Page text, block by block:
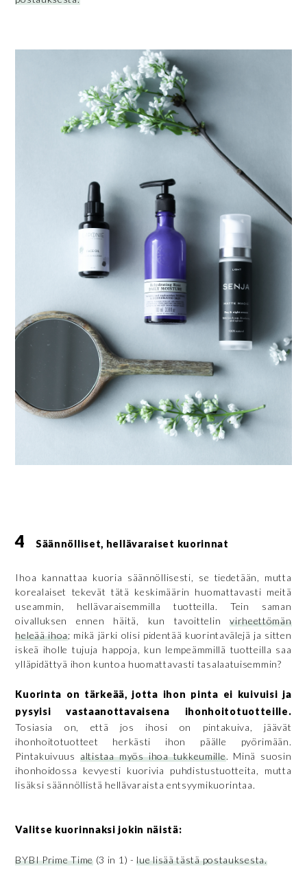
4 Säännölliset, hellävaraiset kuorinnat
Ihoa kannattaa kuoria säännöllisesti, se tiedetään, mutta
korealaiset tekevät tätä keskimäärin huomattavasti meitä
useammin, hellävaraisemmilla tuotteilla. Tein saman
oivalluksen ennen häitä, kun tavoittelinvirheettömän
heleää ihoa; mikä järki olisi pidentää kuorintavälejä ja sitten
iskeä iholle tujuja happoja, kun lempeämmillä tuotteilla saa
ylläpidättyä ihon kuntoa huomattavasti tasalaatuisemmin?
Kuorinta on tärkeää, jotta ihon pinta ei kuivuisi ja
pysyisi vastaanottavaisena ihonhoitotuotteille.
Tosiasia on, että jos ihosi on pintakuiva, jäävät
ihonhoitotuotteet herkästi ihon päälle pyörimään.
Pintakuivuusaltistaa myös ihoa tukkeumille. Minä suosin
ihonhoidossa kevyesti kuorivia puhdistustuotteita, mutta
lisäksi säännöllistä hellävaraista entsyymikuorintaa.
Valitse kuorinnaksi jokin näistä:
BYBI Prime Time(3 in 1) -lue lisää tästä postauksesta.